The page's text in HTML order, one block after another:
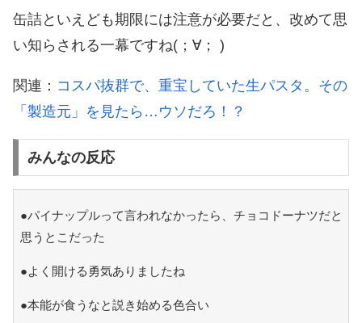
缶詰といえども期限には注意が必要だと、改めて思
い知らされる一幕ですね(；∀； )
関連： コスパ抜群で、重宝していた生パスタ。その
「製造元」を見たら…ウソだろ！？
みんなの反応
●パイナップルって言われなかったら、チョコドーナツだと
思うとこだった
●よく開ける勇気ありましたね
●本能が食うなと説き始める色合い